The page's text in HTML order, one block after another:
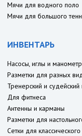
Мячи для водного поло
Мячи для большого
ИНВЕНТАРЬ
Насосы, иглы и
Разметки для разных
Тренерский и судейский
Для фитнеса
Антенны и карманы
Разметки для
Сетки для классического